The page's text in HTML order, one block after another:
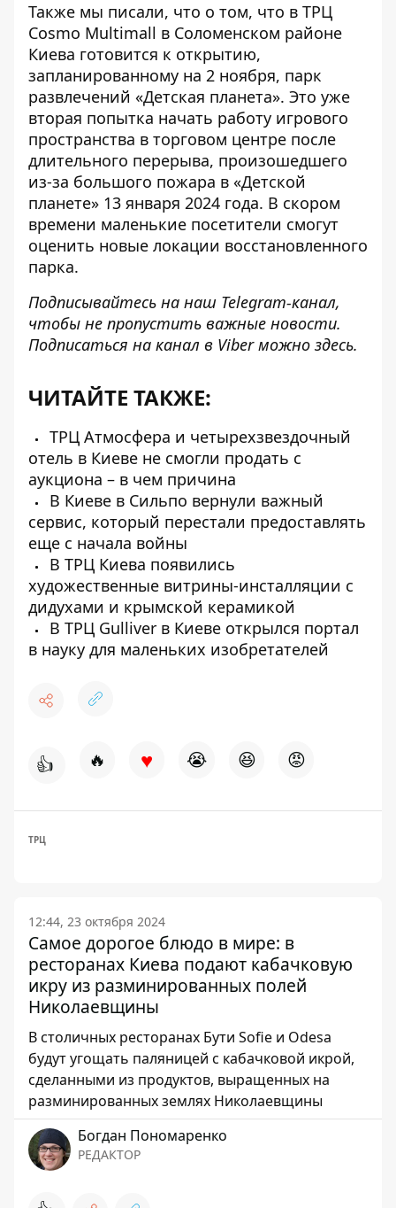
Также мы писали, что о том, что в ТРЦ
Cosmo Multimall в Соломенском районе
Киева готовится к открытию,
запланированному на 2 ноября, парк
развлечений «Детская планета». Это уже
вторая попытка начать работу игрового
пространства в торговом центре после
длительного перерыва, произошедшего
из-за большого пожара в «Детской
планете» 13 января 2024 года. В скором
времени маленькие посетители смогут
оценить новые локации восстановленного
парка.
Подписывайтесь на наш Telegram-канал,
чтобы не пропустить важные новости.
Подписаться на канал в Viber можно здесь.
ЧИТАЙТЕ ТАКЖЕ:
ТРЦ Атмосфера и четырехзвездочный
отель в Киеве не смогли продать с
аукциона – в чем причина
В Киеве в Сильпо вернули важный
сервис, который перестали предоставлять
еще с начала войны
В ТРЦ Киева появились
художественные витрины-инсталляции с
дидухами и крымской керамикой
В ТРЦ Gulliver в Киеве открылся портал
в науку для маленьких изобретателей
👍 🔥 ♥ 😭 😆 😡
ТРЦ
12:44, 23 октября 2024
Самое дорогое блюдо в мире: в
ресторанах Киева подают кабачковую
икру из разминированных полей
Николаевщины
В столичных ресторанах Бути Sofie и Odesa
будут угощать паляницей с кабачковой икрой,
сделанными из продуктов, выращенных на
разминированных землях Николаевщины
Богдан Пономаренко
РЕДАКТОР